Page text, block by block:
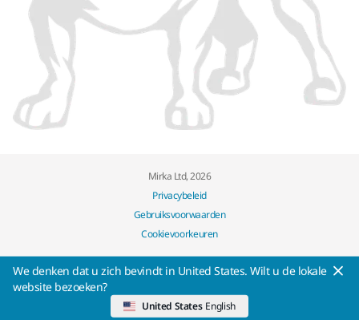
Mirka Ltd, 2026
Privacybeleid
Gebruiksvoorwaarden
Cookievoorkeuren
We denken dat u zich bevindt in United States. Wilt u de lokale
website bezoeken?
United States English